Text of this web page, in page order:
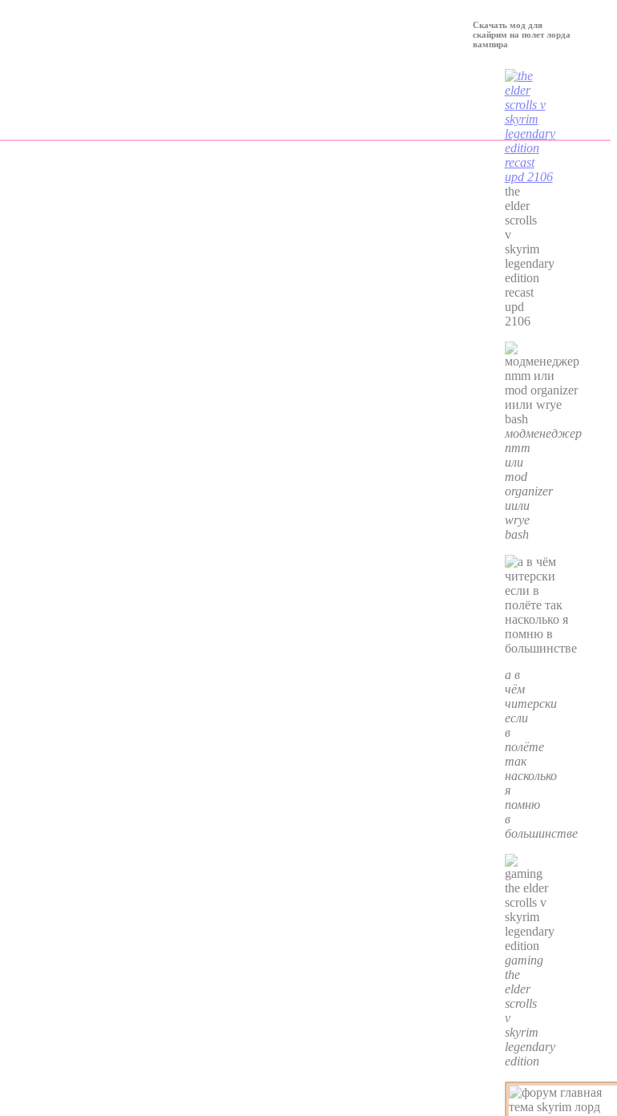
Скачать мод для
скайрим на полет лорда
вампира
the
elder
scrolls
v
skyrim
legendary
edition
recast
upd
2106
модменеджер
nmm
или
mod
organizer
иили
wrye
bash
а в
чём
читерски
если
в
полёте
так
насколько
я
помню
в
большинстве
gaming
the
elder
scrolls
v
skyrim
legendary
edition